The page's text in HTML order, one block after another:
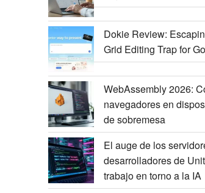
Dokie Review:
Grid Editing Trap for
WebAssembly 2026:
navegadores en
de sobremesa
El auge de los
desarrolladores de
trabajo en torno a la IA